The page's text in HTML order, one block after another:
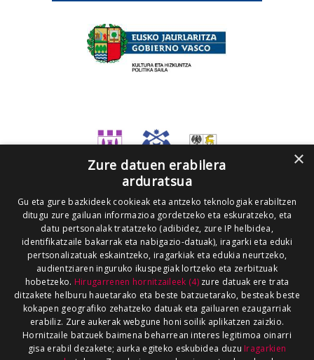
×
Zure datuen erabilera
arduratsua
Gu eta gure bazkideek cookieak eta antzeko teknologiak erabiltzen
ditugu zure gailuan informazioa gordetzeko eta eskuratzeko, eta
datu pertsonalak tratatzeko (adibidez, zure IP helbidea,
identifikatzaile bakarrak eta nabigazio-datuak), iragarki eta eduki
pertsonalizatuak eskaintzeko, iragarkiak eta edukia neurtzeko,
audientziaren inguruko ikuspegiak lortzeko eta zerbitzuak
hobetzeko. Hirugarrenen hornitzaileek (4)zure datuak ere trata
ditzakete helburu hauetarako eta beste batzuetarako, besteak beste
kokapen geografiko zehatzeko datuak eta gailuaren ezaugarriak
erabiliz. Zure aukerak webgune honi soilik aplikatzen zaizkio.
Hornitzaile batzuek baimena beharrean interes legitimoa oinarri
gisa erabil dezakete; aurka egiteko eskubidea duzu Iragarkien